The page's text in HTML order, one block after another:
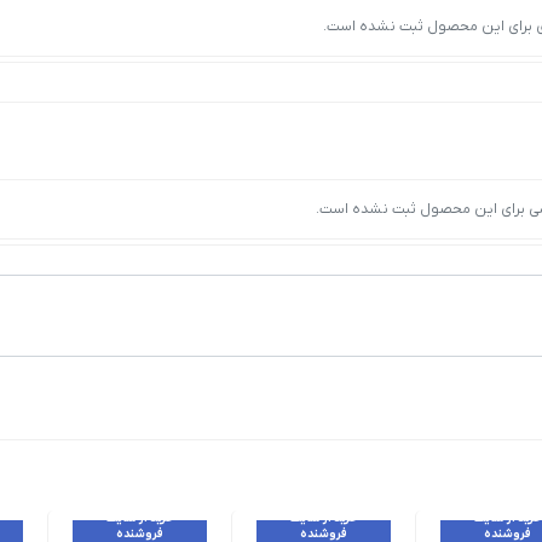
برای این محصول ثبت نشده است.
برای این محصول ثبت نشده است.
خرید از سایت
فروشنده
خرید از سایت
فروشنده
خرید از سایت
فروشنده